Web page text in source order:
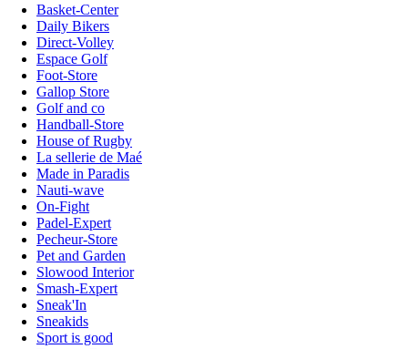
Basket-Center
Daily Bikers
Direct-Volley
Espace Golf
Foot-Store
Gallop Store
Golf and co
Handball-Store
House of Rugby
La sellerie de Maé
Made in Paradis
Nauti-wave
On-Fight
Padel-Expert
Pecheur-Store
Pet and Garden
Slowood Interior
Smash-Expert
Sneak'In
Sneakids
Sport is good